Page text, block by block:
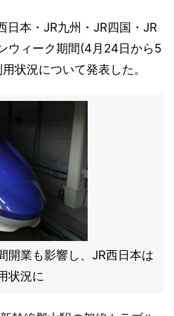
日本・JR九州・JR四国・JR
ウィーク期間(4月24日から5
状況について発表した。
開業も影響し、JR西日本は
状況に